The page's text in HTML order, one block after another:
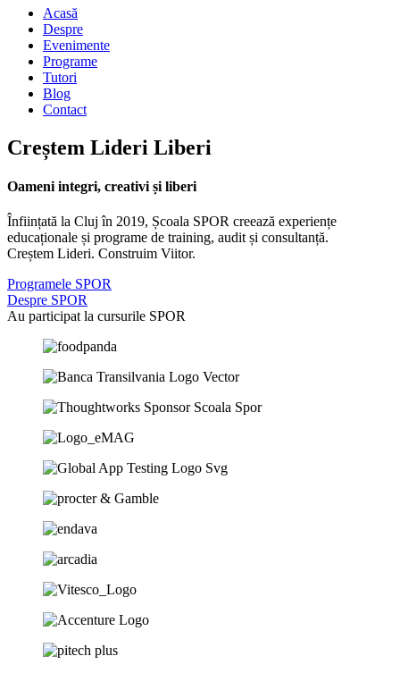
Acasă
Despre
Evenimente
Programe
Tutori
Blog
Contact
Creștem Lideri Liberi
Oameni integri, creativi și liberi
Înființată la Cluj în 2019, Școala SPOR creează experiențe
educaționale și programe de training, audit și consultanță.
Creștem Lideri. Construim Viitor.
Programele SPOR
Despre SPOR
Au participat la cursurile SPOR